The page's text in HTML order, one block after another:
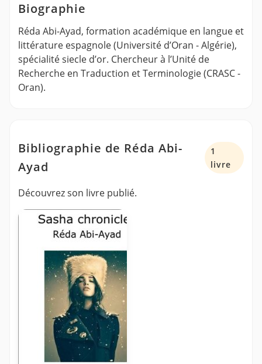
Biographie
Réda Abi-Ayad, formation académique en langue et
littérature espagnole (Université d’Oran - Algérie),
spécialité siecle d’or. Chercheur à l’Unité de
Recherche en Traduction et Terminologie (CRASC -
Oran).
Bibliographie de Réda Abi-
Ayad
1
livre
Découvrez son livre publié.